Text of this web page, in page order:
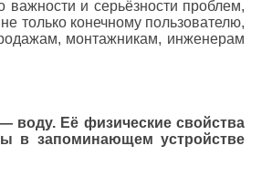
и серьёзности проблем,
только конечному пользователю,
монтажникам, инженерам
воду. Её физические свойства
в запоминающем устройстве